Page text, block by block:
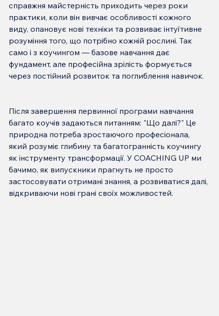
справжня майстерність приходить через роки
практики, коли він вивчає особливості кожного
виду, опановує нові техніки та розвиває інтуїтивне
розуміння того, що потрібно кожній рослині. Так
само і з коучингом — базове навчання дає
фундамент, але професійна зрілість формується
Після завершення первинної програми навчання
багато коучів задаються питанням: "Що далі?" Це
природна потреба зростаючого професіонала,
який розуміє глибину та багатогранність коучингу
як інструменту трансформації. У COACHING UP ми
бачимо, як випускники прагнуть не просто
застосовувати отримані знання, а розвиватися далі,